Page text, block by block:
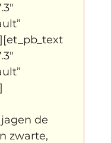
de
zwarte,